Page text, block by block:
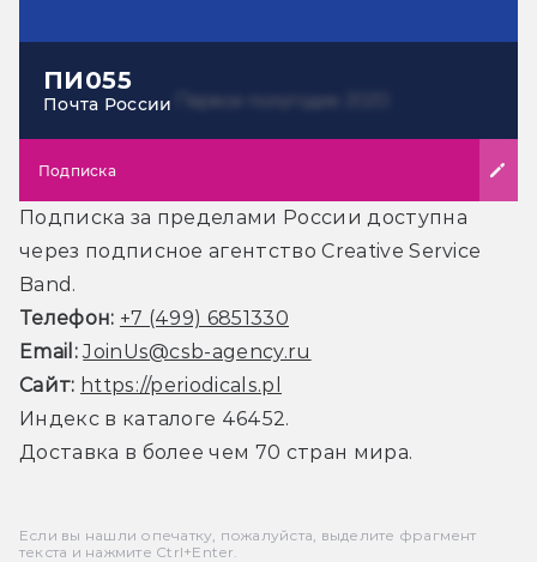
ПИ055
Почта России
Подписка
Подписка за пределами России доступна
через подписное агентство Creative Service
Band.
Телефон: +7 (499) 6851330
Email: JoinUs@csb-agency.ru
Сайт: https://periodicals.pl
Индекс в каталоге 46452.
Доставка в более чем 70 стран мира.
Если вы нашли опечатку, пожалуйста, выделите фрагмент
текста и нажмите Ctrl+Enter.